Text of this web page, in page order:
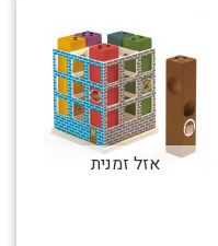
אזל זמנית